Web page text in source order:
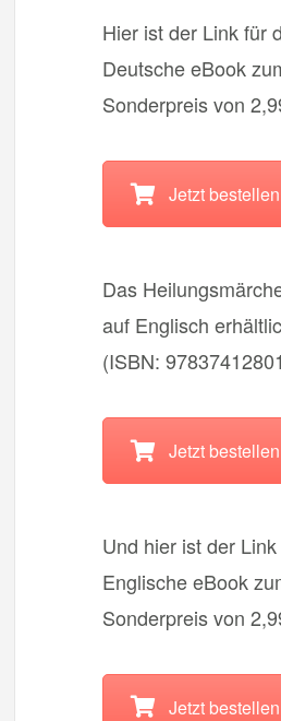
Hier ist der Link für
Deutsche eBook
Sonderpreis von
Jetzt bestellen
Das
auf Englisch
(ISBN:
Jetzt bestellen
Und hier ist der
Englische eBook
Sonderpreis von
Jetzt bestellen